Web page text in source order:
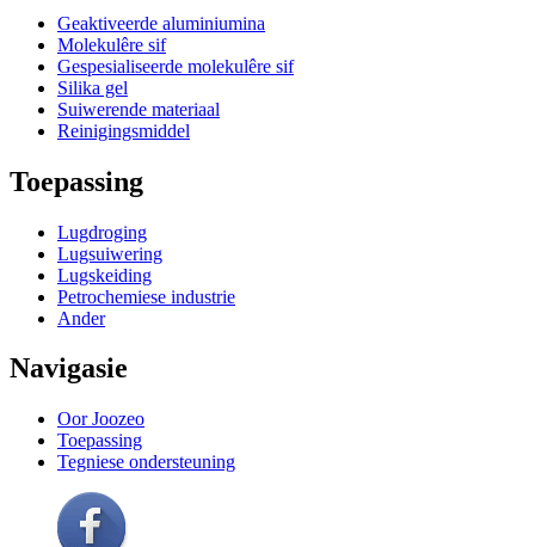
Geaktiveerde aluminiumina
Molekulêre sif
Gespesialiseerde molekulêre sif
Silika gel
Suiwerende materiaal
Reinigingsmiddel
Toepassing
Lugdroging
Lugsuiwering
Lugskeiding
Petrochemiese industrie
Ander
Navigasie
Oor Joozeo
Toepassing
Tegniese ondersteuning